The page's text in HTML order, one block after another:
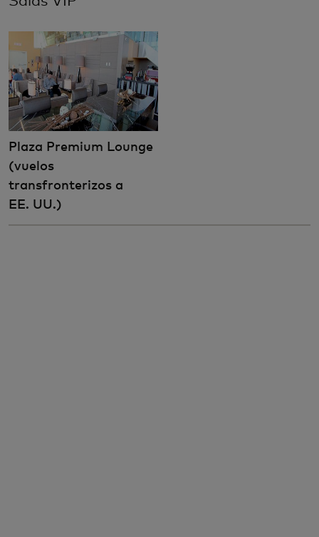
Plaza Premium Lounge
(vuelos
transfronterizos a
EE. UU.)